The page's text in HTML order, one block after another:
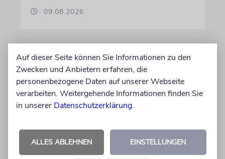
09.08.2026
Auf dieser Seite können Sie Informationen zu den
Zwecken und Anbietern erfahren, die
personenbezogene Daten auf unserer Webseite
verarbeiten. Weitergehende Informationen finden Sie
in unserer Datenschutzerklärung.
ALLES ABLEHNEN EINSTELLUNGEN